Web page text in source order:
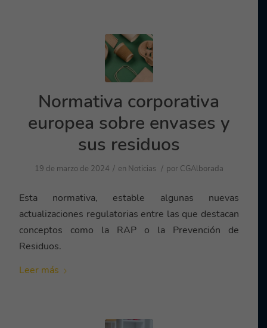
Normativa corporativa
europea sobre envases y
sus residuos
19 de marzo de 2024 / en Noticias / por CGAlborada
Esta normativa, estable algunas nuevas
actualizaciones regulatorias entre las que destacan
conceptos como la RAP o la Prevención de
Residuos.
Leer más